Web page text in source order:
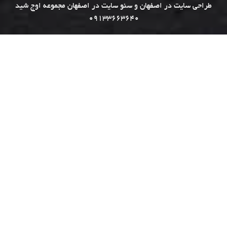
طراحی سایت در اصفهان و سئو سایت در اصفهان مجموعه اوج شید
09133663640